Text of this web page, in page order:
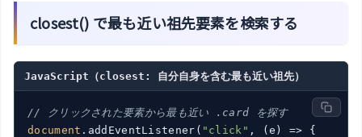
closest() で最も近い祖先要素を検索する
JavaScript（closest: 自分自身を含む最も近い祖先）
// クリックされた要素から最も近い .card を探す
document .addEventListener( "click" , ( e ) => {